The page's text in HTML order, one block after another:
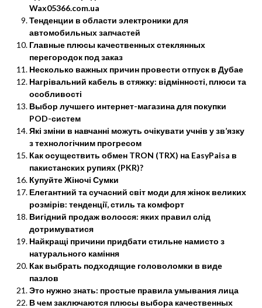
Wax05366.com.ua
Тенденции в области электроники для
автомобильных запчастей
Главные плюсы качественных стеклянных
перегородок под заказ
Несколько важных причин провести отпуск в Дубае
Нагрівальний кабель в стяжку: відмінності, плюси та
особливості
Выбор лучшего интернет-магазина для покупки
POD-систем
Які зміни в навчанні можуть очікувати учнів у зв’язку
з технологічним прогресом
Как осуществить обмен TRON (TRX) на EasyPaisa в
пакистанских рупиях (PKR)?
Купуйте Жіночі Сумки
Елегантний та сучасний світ моди для жінок великих
розмірів: тенденції, стиль та комфорт
Вигідний продаж волосся: яких правил слід
дотримуватися
Найкращі причини придбати стильне намисто з
натурального каміння
Как выбрать подходящие головоломки в виде
пазлов
Это нужно знать: простые правила умывания лица
В чем заключаются плюсы выбора качественных